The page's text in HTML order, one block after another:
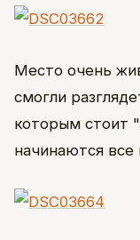
Место очень
смогли
которым стоит
начинаются